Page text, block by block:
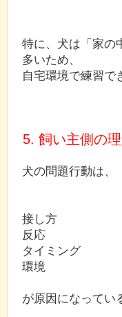
特に、犬は「家の
多いため、
自宅環境で練習で
5. 飼い主側の
犬の問題行動は、
接し方
反応
タイミング
環境
が原因になってい